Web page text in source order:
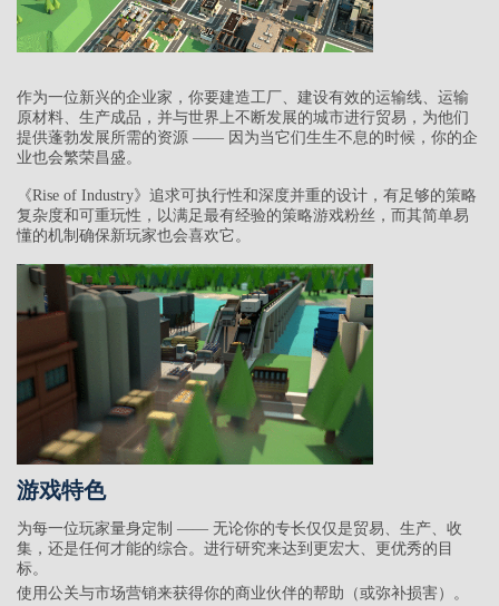
作为一位新兴的企业家，你要建造工厂、建设有效的运输线、运输
原材料、生产成品，并与世界上不断发展的城市进行贸易，为他们
提供蓬勃发展所需的资源 —— 因为当它们生生不息的时候，你的企
业也会繁荣昌盛。
《Rise of Industry》追求可执行性和深度并重的设计，有足够的策略
复杂度和可重玩性，以满足最有经验的策略游戏粉丝，而其简单易
懂的机制确保新玩家也会喜欢它。
游戏特色
为每一位玩家量身定制 —— 无论你的专长仅仅是贸易、生产、收
集，还是任何才能的综合。进行研究来达到更宏大、更优秀的目
标。
使用公关与市场营销来获得你的商业伙伴的帮助（或弥补损害）。